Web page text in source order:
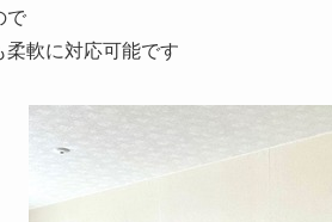
で
軟に対応可能です